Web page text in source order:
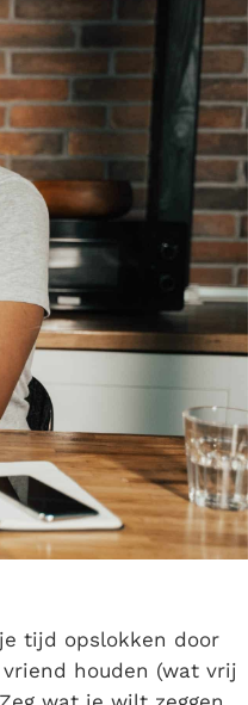
tijd opslokken door
houden (wat vrij